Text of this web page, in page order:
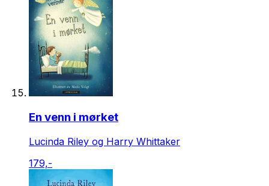
En venn i mørket
Lucinda Riley og Harry Whittaker
179,-